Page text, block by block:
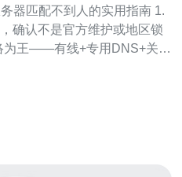
器匹配不到人的实用指南 1.
确认不是官方维护或地区锁
为王——有线+专用DNS+关闭
组队或改模式能显著降低等